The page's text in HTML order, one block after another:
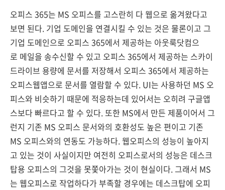
오피스 365는 MS 오피스를 고스란히 다 웹으로 옮겨왔다고
보면 된다. 기업 도메인을 연결시킬 수 있는 것은 물론이고 그
기업 도메인으로 오피스 365에서 제공하는 아웃룩닷컴으
로 메일을 송수신할 수 있고 오피스 365에서 제공하는 스카이
드라이브 용량에 문서를 저장해서 오피스 365에서 제공하는
오피스웹앱으로 문서를 열람할 수 있다. UI는 사용하던 MS 오
피스와 비슷하기 때문에 적응하는데 있어서는 오히려 구글앱
스보다 빠르다고 할 수 있다. 또한 MS에서 만든 제품이어서 그
런지 기존 MS 오피스 문서와의 호환성도 높은 편이고 기존
MS 오피스와의 연동도 가능하다. 웹오피스의 성능이 높아지
고 있는 것이 사실이지만 여전히 오피스로서의 성능은 데스크
탑용 오피스의 그것을 못쫓아가는 것이 현실이다. 그래서 MS
는 웹오피스로 작업하다가 부족할 경우에는 데스크탑에 오피